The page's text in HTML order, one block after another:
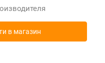
в магазин